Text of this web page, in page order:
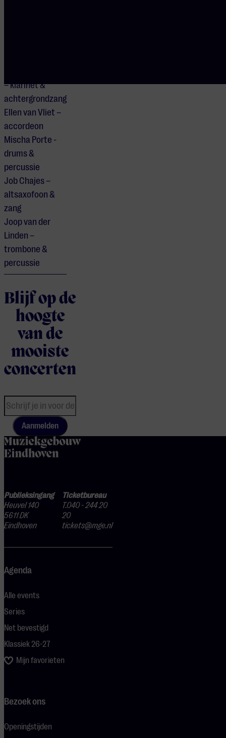
– klarinet &
achtergrondzang
Ellen van Vliet –
accordeon
Mischa Porte -
drums &
percussie
Job Chajes –
altsaxofoon &
zang
Joop van der
Linden –
trombone &
percussie
Blijf op de
hoogte
van de
mooiste
concerten
Aanmelden
Publieksingang
Heuvel 140
5611 DK
Eindhoven
Ticketbureau
T.040 - 244 20
20
tickets@mge.nl
Agenda
Alle events
Series
Net bevestigd
Klassiek 26-27
Mijn favorieten
Bezoek ons
Openingstijden